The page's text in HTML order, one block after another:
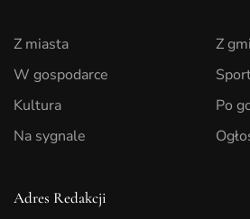
Z miasta
W gospodarce
Kultura
Na sygnale
Z
Po
Adres Redakcji